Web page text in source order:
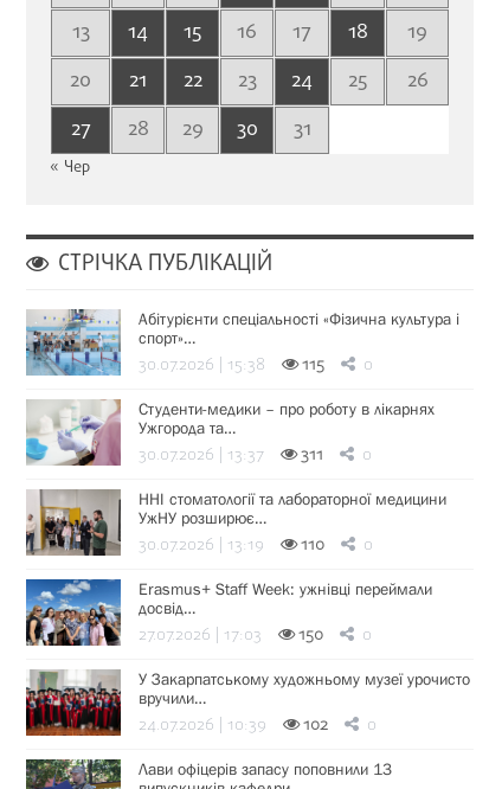
13
14 15 16 17 18
19
20
21 22 23 24 25
26
27
28 29 30 31
« Чер
СТРІЧКА ПУБЛІКАЦІЙ
Абітурієнти спеціальності «Фізична культура і
спорт»…
30.07.2026 | 15:38 115 0
Студенти-медики – про роботу в лікарнях
Ужгорода та…
30.07.2026 | 13:37 311 0
ННІ стоматології та лабораторної медицини
УжНУ розширює…
30.07.2026 | 13:19 110 0
Erasmus+ Staff Week: ужнівці переймали
досвід…
27.07.2026 | 17:03 150 0
У Закарпатському художньому музеї урочисто
вручили…
24.07.2026 | 10:39 102 0
Лави офіцерів запасу поповнили 13